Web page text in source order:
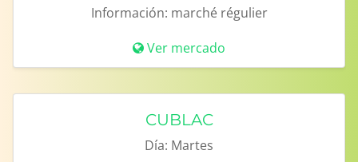
Información: marché régulier
Ver mercado
CUBLAC
Día: Martes